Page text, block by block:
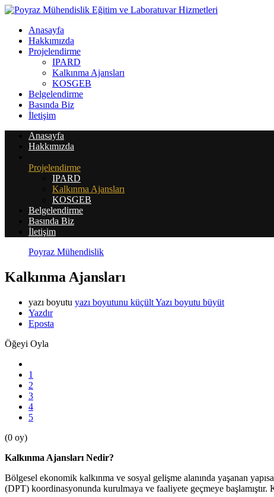
Anasayfa
Hakkımızda
Projelendirme
IPARD
Kalkınma Ajansları
KOSGEB
Belgelendirme
Basında Biz
İletişim
Anasayfa
Hakkımızda
Projelendirme
IPARD
Kalkınma Ajansları
KOSGEB
Belgelendirme
Basında Biz
İletişim
Poyraz Mühendislik
Kalkınma Ajansları
yazı boyutu yazı boyutunu küçültYazı boyutu büyüt
Yazdır
Eposta
Öğeyi Oyla
1
2
3
4
5
(0 oy)
Kalkınma Ajansları Nedir?
Bölgesel ekonomik kalkınma ve sosyal gelişme alanında yaşanan
(DPT) koordinasyonunda kurulmaya ve faaliyete geçmeye başlamıştır.